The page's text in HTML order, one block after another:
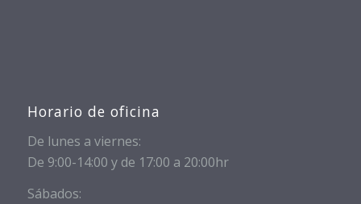
Horario de oficina
De lunes a viernes:
De 9:00-14:00 y de 17:00 a 20:00hr
Sábados: